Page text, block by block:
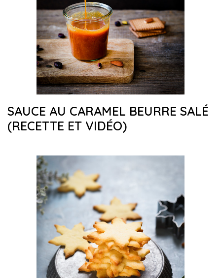
SAUCE AU CARAMEL BEURRE SALÉ
(RECETTE ET VIDÉO)